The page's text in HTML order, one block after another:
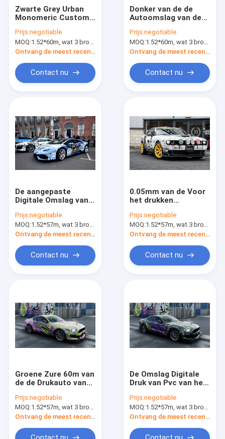
Nieuws
Verzoek om een Citaat
De digitale Omslag van de Kleuren Veranderende Auto
De Omslagvinyl van de douaneauto
Auto Vinylsticker
Het Broodje van de lamineringsfilm
Zwarte Grey Urban
Monomeric Custom
Koele Digitale DIY
Druk
Prijs:negotiable
MOQ:1.52*60m, wat 3 broodjes van 1.52*20m betekent
Ontvang de meest recente Prijs
Contact nu
Donker van de de
Autoomslag van de
het Broodjes
Monomeric Materiaal
Prijs:negotiable
MOQ:1.52*60m, wat 3 broodjes van 1.52*20m betekent
Ontvang de meest recente Prijs
Contact nu
De aangepaste
Digitale Omslag van
Veranderende Auto
50 Micron Glanzende
Steen
Prijs:negotiable
MOQ:1.52*57m, wat 3 broodjes van 1.52*19m betekent
Ontvang de meest recente Prijs
Contact nu
0.05mm van de Voor
het drukken
Verpakkingsmateriaal
van de de Filmauto
Autoomslag het Vinyl
Prijs:negotiable
MOQ:1.52*57m, wat 3 broodjes van 1.52*19m betekent
Ontvang de meest recente Prijs
Contact nu
Groene Zure 60m van
de de Drukauto van
de Omslag
Vinylbroodje Dubbele
PE Voering
Prijs:negotiable
MOQ:1.52*57m, wat 3 broodjes van 1.52*19m betekent
Ontvang de meest recente Prijs
De Omslag Digitale
Druk van Pvc van het
Polymere
Stretchable Vinyl
Prijs:negotiable
MOQ:1.52*57m, wat 3 broodjes van 1.52*19m betekent
Ontvang de meest recente Prijs